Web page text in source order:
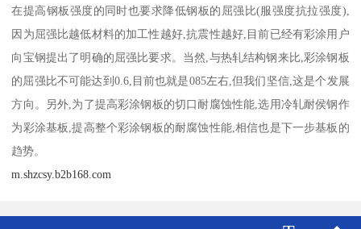
在提高钢板强度的同时也要求降低钢板的屈强比(服强度抗拉强度),
因为屈强比越低材料的加工性越好,抗震性越好,目前已经有彩涂用户
向宝钢提出了明确的屈强比要求。当然,与热轧结构钢来比,彩涂钢板
的屈强比不可能达到0.6,目前也就是085左右,但我们坚信,这是个发展
方向。另外,为了提高彩涂钢板的切口耐腐蚀性能,选用冷轧耐侯钢作
为彩涂基板,提高整个彩涂钢板的耐腐蚀性能,相信也是下一步基板的
趋势。
m.shzcsy.b2b168.com